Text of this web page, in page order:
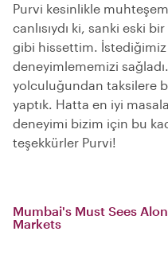
Purvi kesinlikle
canlısıydı ki, sanki eski
gibi hissettim.
deneyimlememizi
yolculuğundan taksilere
yaptık. Hatta en iyi
deneyimi bizim için bu
teşekkürler Purvi!
Mumbai's Must Sees
Markets